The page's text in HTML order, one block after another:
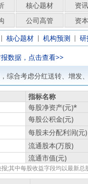
核心题材
资
公司高管
资
| 核心题材 | 机构预测 |
数据，点击查看>>
综合考虑分红送转、增发
指标名称
每股净资产(元)*
每股公积金(元)
每股未分配利润(元)
流通股本(万股)
流通市值(元)
;其中每股收益字段均以最新